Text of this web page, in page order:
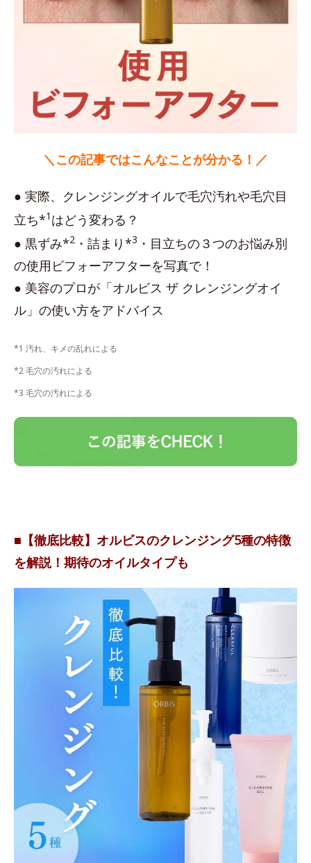
＼この記事ではこんなことが分かる！／
● 実際、クレンジングオイルで毛穴汚れや毛穴目
立ち*1 はどう変わる？
● 黒ずみ*2 ・詰まり*3 ・目立ちの３つのお悩み別
の使用ビフォーアフターを写真で！
● 美容のプロが「オルビス ザ クレンジングオイ
ル」の使い方をアドバイス
*1 汚れ、キメの乱れによる
*2 毛穴の汚れによる
*3 毛穴の汚れによる
■【徹底比較】オルビスのクレンジング5種の特徴
を解説！期待のオイルタイプも